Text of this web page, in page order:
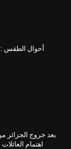
أحوال الطقس :
بعد خروج الجزائر
اهتمام